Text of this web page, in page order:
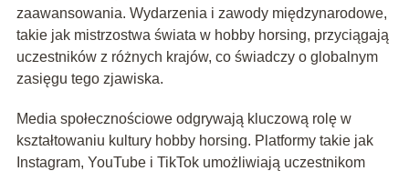
zaawansowania. Wydarzenia i zawody międzynarodowe,
takie jak mistrzostwa świata w hobby horsing, przyciągają
uczestników z różnych krajów, co świadczy o globalnym
zasięgu tego zjawiska.
Media społecznościowe odgrywają kluczową rolę w
kształtowaniu kultury hobby horsing. Platformy takie jak
Instagram, YouTube i TikTok umożliwiają uczestnikom